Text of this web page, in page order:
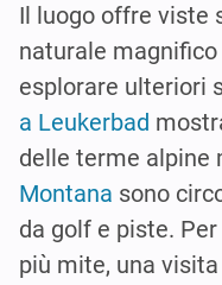
Il luogo offre viste
naturale
esplorare ulteriori
a Leukerbad
delle terme alpine
Montana sono
da golf e piste.
più mite, una